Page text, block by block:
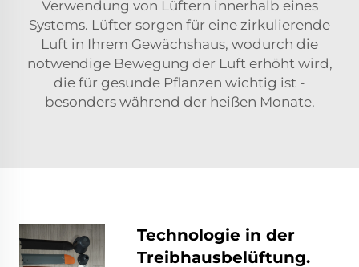
Verwendung von Lüftern innerhalb eines
Systems. Lüfter sorgen für eine zirkulierende
Luft in Ihrem Gewächshaus, wodurch die
notwendige Bewegung der Luft erhöht wird,
die für gesunde Pflanzen wichtig ist -
besonders während der heißen Monate.
Technologie in der
Treibhausbelüftung.